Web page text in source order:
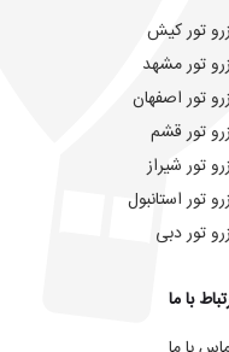
تور کیش
تور مشهد
تور اصفهان
تور قشم
تور شیراز
تور استانبول
تور دبی
با ما